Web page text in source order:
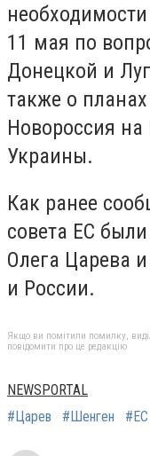
11 мая по
Донецкой и
также о
Новороссия на
Украины.
Как ранее
совета ЕС
Олега Царева
и России.
Якщо ви помітили помилку,
повідомити про це редакцію
NEWSPORTAL
#Царев
#Шенген #ЕС